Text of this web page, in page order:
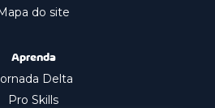
Mapa do site
Aprenda
Jornada Delta
Pro Skills